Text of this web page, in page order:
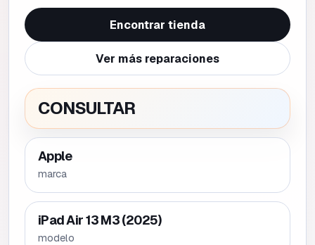
Encontrar tienda
Ver más reparaciones
CONSULTAR
Apple
marca
iPad Air 13 M3 (2025)
modelo